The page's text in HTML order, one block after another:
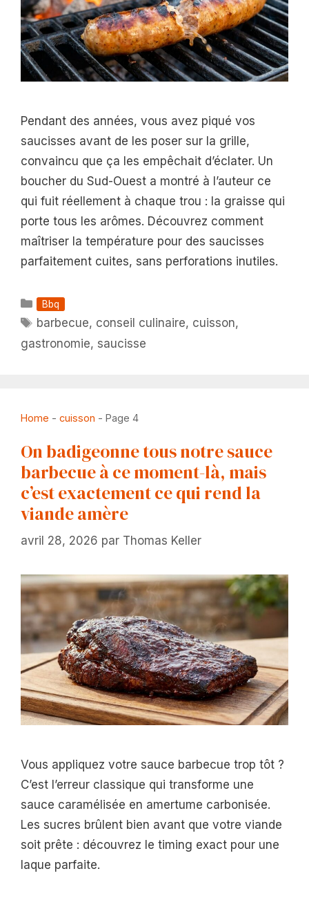
Pendant des années, vous avez piqué vos
saucisses avant de les poser sur la grille,
convaincu que ça les empêchait d’éclater. Un
boucher du Sud-Ouest a montré à l’auteur ce
qui fuit réellement à chaque trou : la graisse qui
porte tous les arômes. Découvrez comment
maîtriser la température pour des saucisses
parfaitement cuites, sans perforations inutiles.
Catégories
Bbq
Étiquettes
barbecue, conseil culinaire, cuisson,
gastronomie, saucisse
Home - cuisson - Page 4
On badigeonne tous notre sauce
barbecue à ce moment-là, mais
c’est exactement ce qui rend la
viande amère
avril 28, 2026 par Thomas Keller
Vous appliquez votre sauce barbecue trop tôt ?
C’est l’erreur classique qui transforme une
sauce caramélisée en amertume carbonisée.
Les sucres brûlent bien avant que votre viande
soit prête : découvrez le timing exact pour une
laque parfaite.